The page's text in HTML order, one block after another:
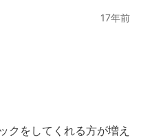
17年前
クをしてくれる方が増え